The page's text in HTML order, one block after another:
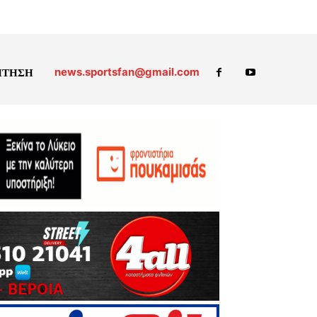
news.sportsfan@gmail.com